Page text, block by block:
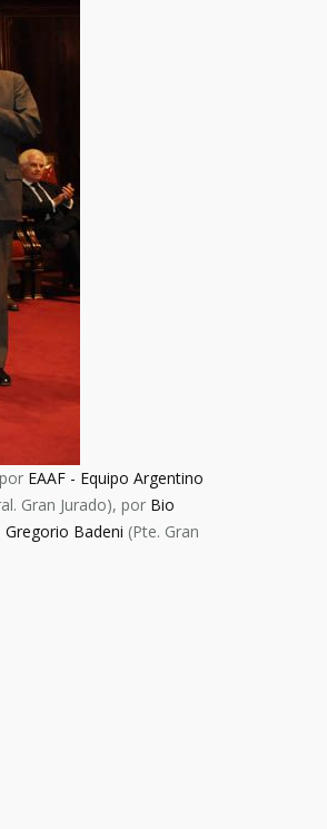
EAAF - Equipo Argentino
Gran Jurado), por Bio
Gregorio Badeni (Pte. Gran